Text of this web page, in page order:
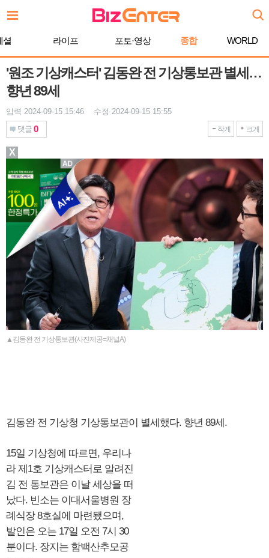
문
로셜 라이프 포토·영상 종합 WORLD
'원조 기상캐스터' 김동완 전 기상통보관 별세…
향년 89세
입력 2024-09-15 15:46 수정 2024-09-15 15:55
댓글 0 작게 크게
▲김동완 전 기상통보관(사진제공=채널A)
김동완 전 기상청 기상통보관이 별세했다. 향년 89세.
15일 기상청에 따르면, 우리나
라 제1호 기상캐스터로 알려진
김 전 통보관은 이날 세상을 떠
났다. 빈소는 이대서울병원 장
례식장 8호실에 마련됐으며,
발인은 오는 17일 오전 7시 30
분이다. 장지는 함백산추모공
X